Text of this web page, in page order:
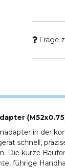
Frage
in der
schnell,
Die kurze
führige